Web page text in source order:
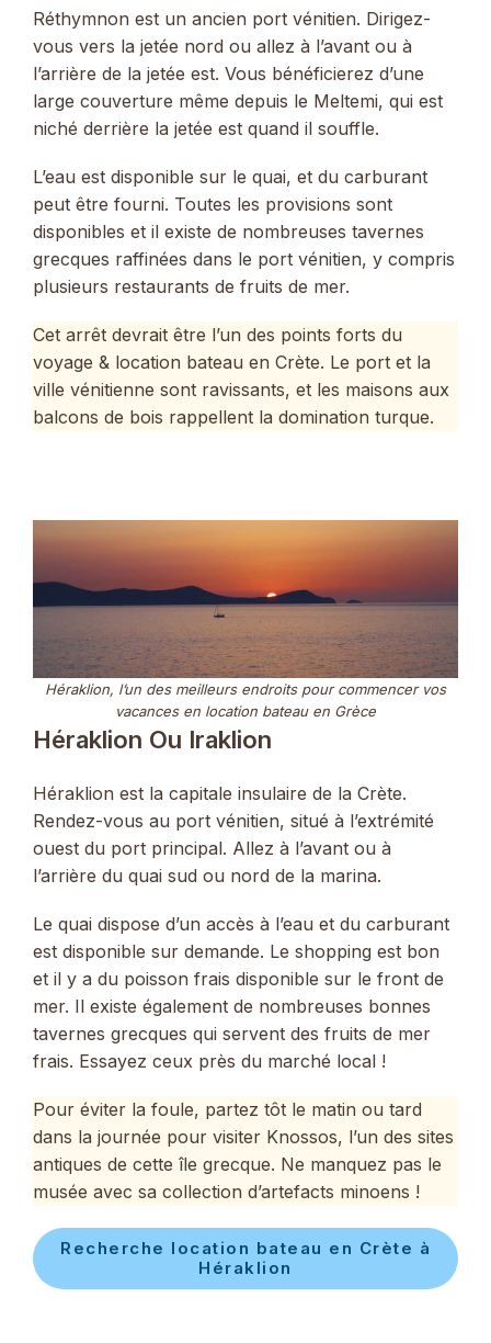
Réthymnon est un ancien port vénitien. Dirigez-
vous vers la jetée nord ou allez à l’avant ou à
l’arrière de la jetée est. Vous bénéficierez d’une
large couverture même depuis le Meltemi, qui est
niché derrière la jetée est quand il souffle.
L’eau est disponible sur le quai, et du carburant
peut être fourni. Toutes les provisions sont
disponibles et il existe de nombreuses tavernes
grecques raffinées dans le port vénitien, y compris
plusieurs restaurants de fruits de mer.
Cet arrêt devrait être l’un des points forts du
voyage & location bateau en Crète. Le port et la
ville vénitienne sont ravissants, et les maisons aux
balcons de bois rappellent la domination turque.
Héraklion, l’un des meilleurs endroits pour commencer vos
vacances en location bateau en Grèce
Héraklion Ou Iraklion
Héraklion est la capitale insulaire de la Crète.
Rendez-vous au port vénitien, situé à l’extrémité
ouest du port principal. Allez à l’avant ou à
l’arrière du quai sud ou nord de la marina.
Le quai dispose d’un accès à l’eau et du carburant
est disponible sur demande. Le shopping est bon
et il y a du poisson frais disponible sur le front de
mer. Il existe également de nombreuses bonnes
tavernes grecques qui servent des fruits de mer
frais. Essayez ceux près du marché local !
Pour éviter la foule, partez tôt le matin ou tard
dans la journée pour visiter Knossos, l’un des sites
antiques de cette île grecque. Ne manquez pas le
musée avec sa collection d’artefacts minoens !
Recherche location bateau en Crète à
Héraklion